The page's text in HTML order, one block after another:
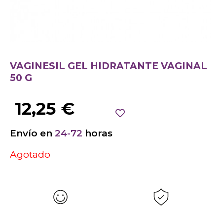
VAGINESIL GEL HIDRATANTE VAGINAL
50 G
12,25 €
Envío en 24-72 horas
Agotado